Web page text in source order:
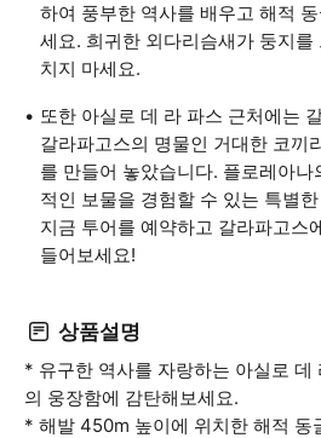
하여 풍부한 역사를 배우고 해적
세요. 희귀한 외다리슴새가 둥지
치지 마세요.
또한 아실로 데 라 파스 근처에는
갈라파고스의 명물인 거대한 코끼
를 만들어 놓았습니다. 플로레아
적인 보물을 경험할 수 있는 특별
지금 투어를 예약하고 갈라파고스
들어보세요!
상품설명
* 유구한 역사를 자랑하는 아실로
의 웅장함에 감탄해보세요.
* 해발 450m 높이에 위치한 해적 동